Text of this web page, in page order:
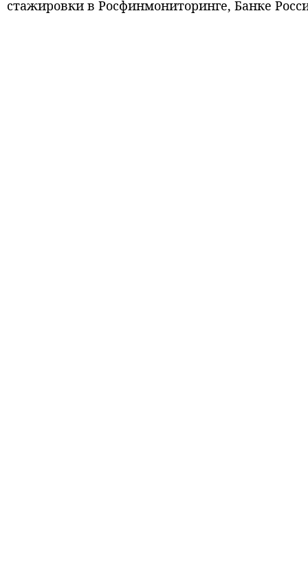
стажировки в Росфинмониторинге, Банке